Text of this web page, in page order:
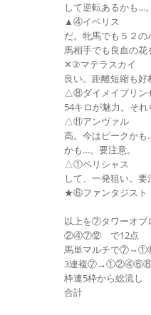
して逆転あるかも…。
▲④イベリス
だ。牝馬でも５２
馬相手でも良血の花
✕②マテラス
良い。距離短縮も好
△⑧ダイメイプリ
54キロが魅力。それ
△⑪アンヴァ
高。今はピークか
かも…。要注意。
△①ペリシャ
して、一発狙い。要
★⑥ファンタジ
以上を⑦タワーオブ
②④⑦⑫ で12点
馬単マルチで
3連複
枠連5枠から総
合計